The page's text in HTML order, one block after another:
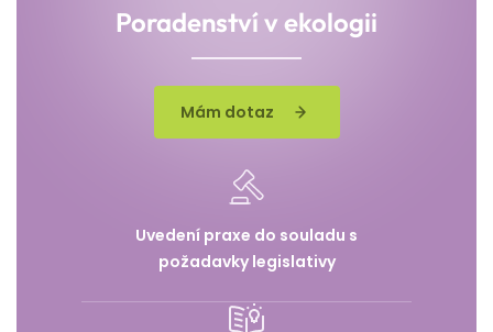
Poradenství v ekologii
Mám dotaz
Uvedení praxe do souladu s
požadavky legislativy